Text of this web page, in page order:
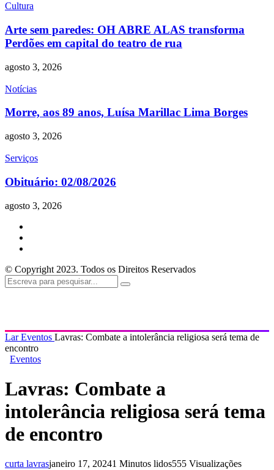
Cultura
Arte sem paredes: OH ABRE ALAS transforma
Perdões em capital do teatro de rua
agosto 3, 2026
Notícias
Morre, aos 89 anos, Luísa Marillac Lima Borges
agosto 3, 2026
Serviços
Obituário: 02/08/2026
agosto 3, 2026
© Copyright 2023. Todos os Direitos Reservados
LarEventos Lavras: Combate a intolerância religiosa será tema de
encontro
Eventos
Lavras: Combate a
intolerância religiosa será tema
de encontro
curta lavrasjaneiro 17, 20241 Minutos lidos555 Visualizações